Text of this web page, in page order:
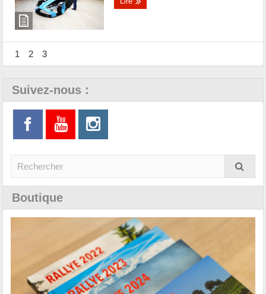
1 2 3
Suivez-nous :
Boutique